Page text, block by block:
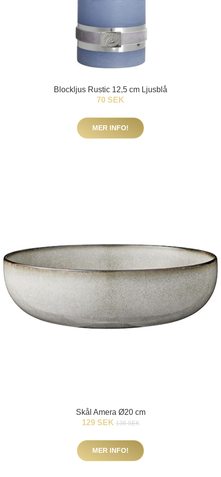
Blockljus Rustic 12,5 cm Ljusblå
70 SEK
MER INFO!
Skål Amera Ø20 cm
129 SEK 136 SEK
MER INFO!